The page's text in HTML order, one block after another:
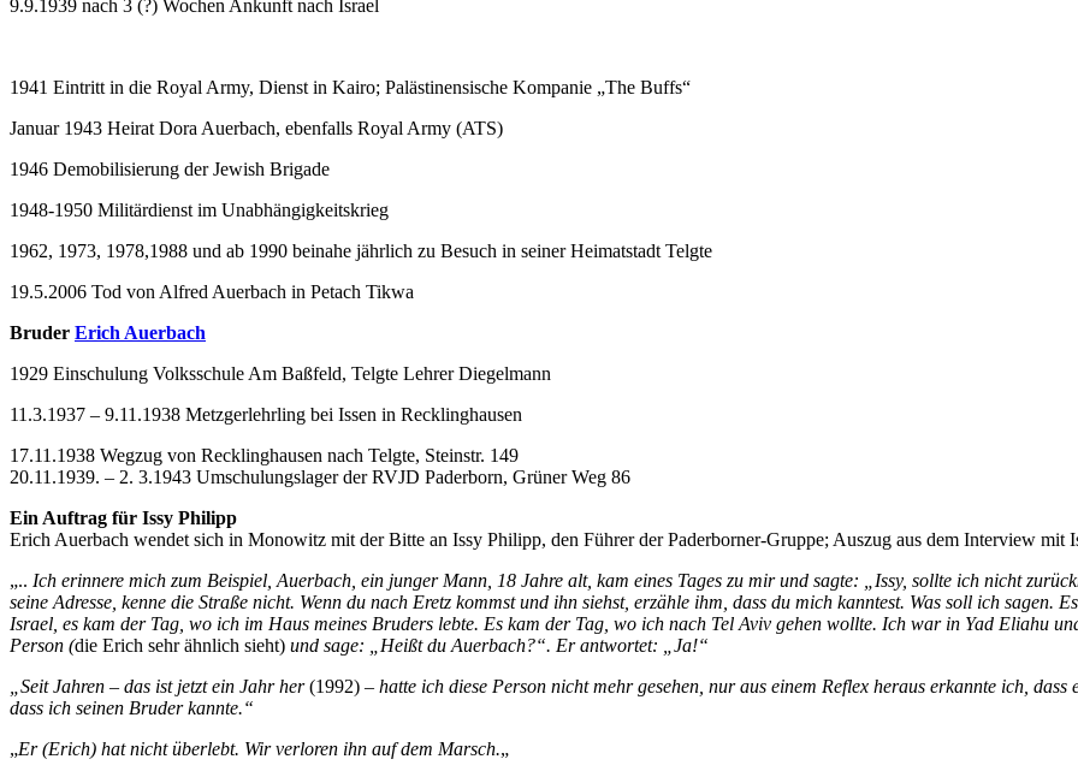
9.9.1939 nach 3 (?) Wochen Ankunft nach Israel
1941 Eintritt in die Royal Army, Dienst in Kairo; Palästinensische Kompanie „The Buffs“
Januar 1943 Heirat Dora Auerbach, ebenfalls Royal Army (ATS)
1946 Demobilisierung der Jewish Brigade
1948-1950 Militärdienst im Unabhängigkeitskrieg
1962, 1973, 1978,1988 und ab 1990 beinahe jährlich zu Besuch in seiner Heimatstadt Telgte
19.5.2006 Tod von Alfred Auerbach in Petach Tikwa
Bruder Erich Auerbach
1929 Einschulung Volksschule Am Baßfeld, Telgte Lehrer Diegelmann
11.3.1937 – 9.11.1938 Metzgerlehrling bei Issen in Recklinghausen
17.11.1938 Wegzug von Recklinghausen nach Telgte, Steinstr. 149
20.11.1939. – 2. 3.1943 Umschulungslager der RVJD Paderborn, Grüner Weg 86
Ein Auftrag für Issy Philipp
Erich Auerbach wendet sich in Monowitz mit der Bitte an Issy Philipp, den Führer der Paderborner-Gruppe; Auszug aus dem Interview mit
„.. Ich erinnere mich zum Beispiel, Auerbach, ein junger Mann, 18 Jahre alt, kam eines Tages zu mir und sagte: „Issy, sollte ich nicht
seine Adresse, kenne die Straße nicht. Wenn du nach Eretz kommst und ihn siehst, erzähle ihm, dass du mich kanntest. Was soll ich sagen.
Israel, es kam der Tag, wo ich im Haus meines Bruders lebte. Es kam der Tag, wo ich nach Tel Aviv gehen wollte. Ich war in Yad Eliahu
Person (die Erich sehr ähnlich sieht) und sage: „Heißt du Auerbach?“. Er antwortet: „Ja!“
„Seit Jahren – das ist jetzt ein Jahr her(1992) – hatte ich diese Person nicht mehr gesehen, nur aus einem Reflex heraus erkannte ich,
dass ich seinen Bruder kannte.“
„Er(Erich) hat nicht überlebt. Wir verloren ihn auf dem Marsch.„